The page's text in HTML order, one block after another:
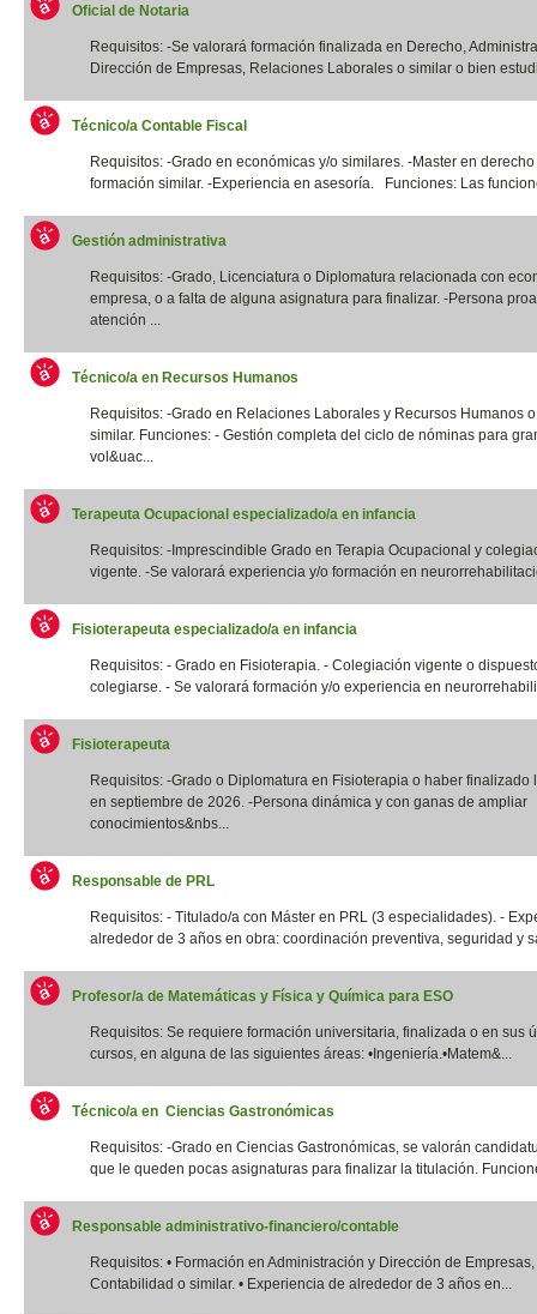
Oficial de Notaria
Requisitos: -Se valorará formación finalizada en Derecho,
Dirección de Empresas, Relaciones Laborales o similar o bien
Técnico/a Contable Fiscal
Requisitos: -Grado en económicas y/o similares. -Master en
formación similar. -Experiencia en asesoría. Funciones: Las
Gestión administrativa
Requisitos: -Grado, Licenciatura o Diplomatura relacionada con
empresa, o a falta de alguna asignatura para finalizar. -Persona
atención ...
Técnico/a en Recursos Humanos
Requisitos: -Grado en Relaciones Laborales y Recursos Humanos
similar. Funciones: - Gestión completa del ciclo de nóminas para
vol&uac...
Terapeuta Ocupacional especializado/a en infancia
Requisitos: -Imprescindible Grado en Terapia Ocupacional y
vigente. -Se valorará experiencia y/o formación en
Fisioterapeuta especializado/a en infancia
Requisitos: - Grado en Fisioterapia. - Colegiación vigente o
colegiarse. - Se valorará formación y/o experiencia en
Fisioterapeuta
Requisitos: -Grado o Diplomatura en Fisioterapia o haber finalizado
en septiembre de 2026. -Persona dinámica y con ganas de ampliar
conocimientos&nbs...
Responsable de PRL
Requisitos: - Titulado/a con Máster en PRL (3 especialidades). -
alrededor de 3 años en obra: coordinación preventiva, seguridad y
Profesor/a de Matemáticas y Física y Química para ESO
Requisitos: Se requiere formación universitaria, finalizada o en sus
cursos, en alguna de las siguientes áreas: •Ingeniería.•Matem&...
Técnico/a en Ciencias Gastronómicas
Requisitos: -Grado en Ciencias Gastronómicas, se valorán
que le queden pocas asignaturas para finalizar la titulación.
Responsable administrativo-financiero/contable
Requisitos: • Formación en Administración y Dirección de
Contabilidad o similar. • Experiencia de alrededor de 3 años en...